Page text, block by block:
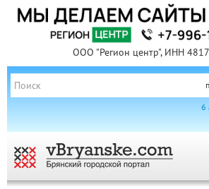
ООО "Регион центр", ИНН
6